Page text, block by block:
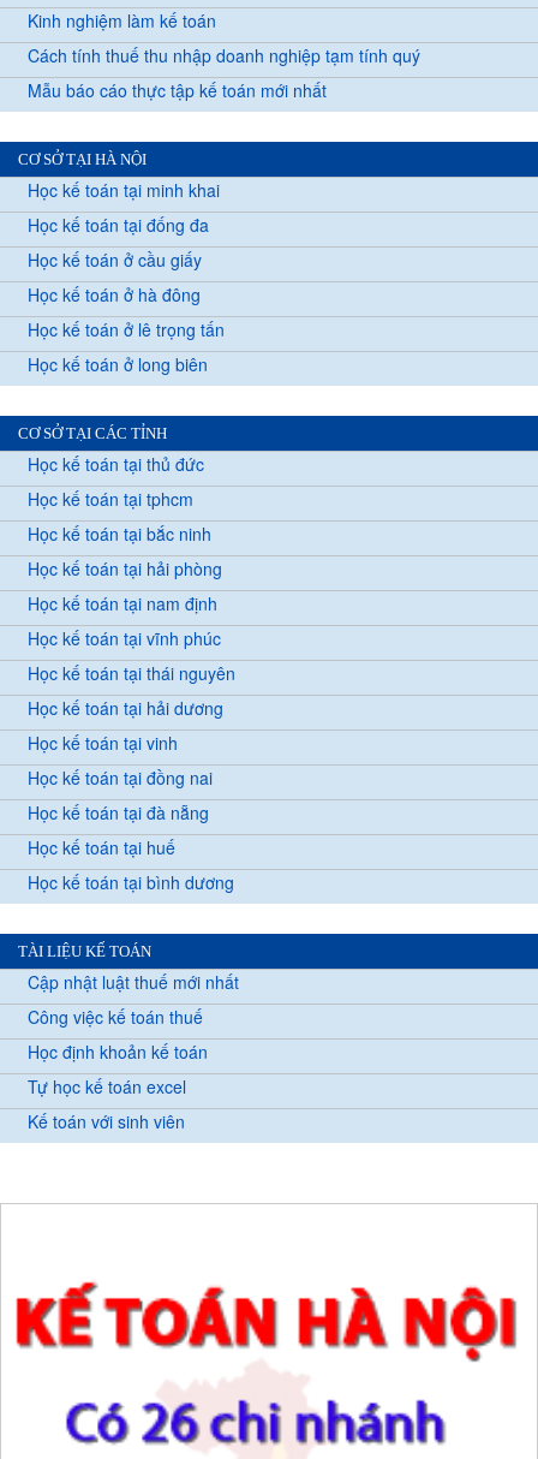
Kinh nghiệm làm kế toán
Cách tính thuế thu nhập doanh nghiệp tạm tính quý
Mẫu báo cáo thực tập kế toán mới nhất
CƠ SỞ TẠI HÀ NỘI
Học kế toán tại minh khai
Học kế toán tại đống đa
Học kế toán ở cầu giấy
Học kế toán ở hà đông
Học kế toán ở lê trọng tấn
Học kế toán ở long biên
CƠ SỞ TẠI CÁC TỈNH
Học kế toán tại thủ đức
Học kế toán tại tphcm
Học kế toán tại bắc ninh
Học kế toán tại hải phòng
Học kế toán tại nam định
Học kế toán tại vĩnh phúc
Học kế toán tại thái nguyên
Học kế toán tại hải dương
Học kế toán tại vinh
Học kế toán tại đồng nai
Học kế toán tại đà nẵng
Học kế toán tại huế
Học kế toán tại bình dương
TÀI LIỆU KẾ TOÁN
Cập nhật luật thuế mới nhất
Công việc kế toán thuế
Học định khoản kế toán
Tự học kế toán excel
Kế toán với sinh viên